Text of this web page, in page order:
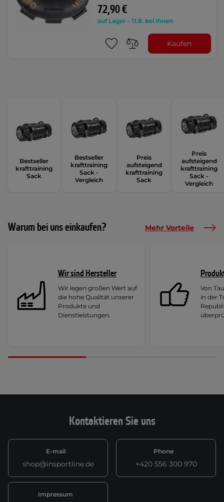
72,90 €
auf Lager – 11.8. bei Ihnen
Kaufen
Bestseller
krafttraining
Sack
Bestseller
krafttraining
Sack -
Vergleich
Preis
aufsteigend
krafttraining
Sack
Preis
aufsteigend
krafttraining
Sack -
Vergleich
Warum bei uns einkaufen? Mehr Vorteile
Wir sind Hersteller
Wir legen großen Wert auf
die hohe Qualität unserer
Produkte und
Dienstleistungen.
Von
in der
Kontaktieren Sie uns
E-mail
shop@insportline.de
Phone
+420 556 300 970
Impressum